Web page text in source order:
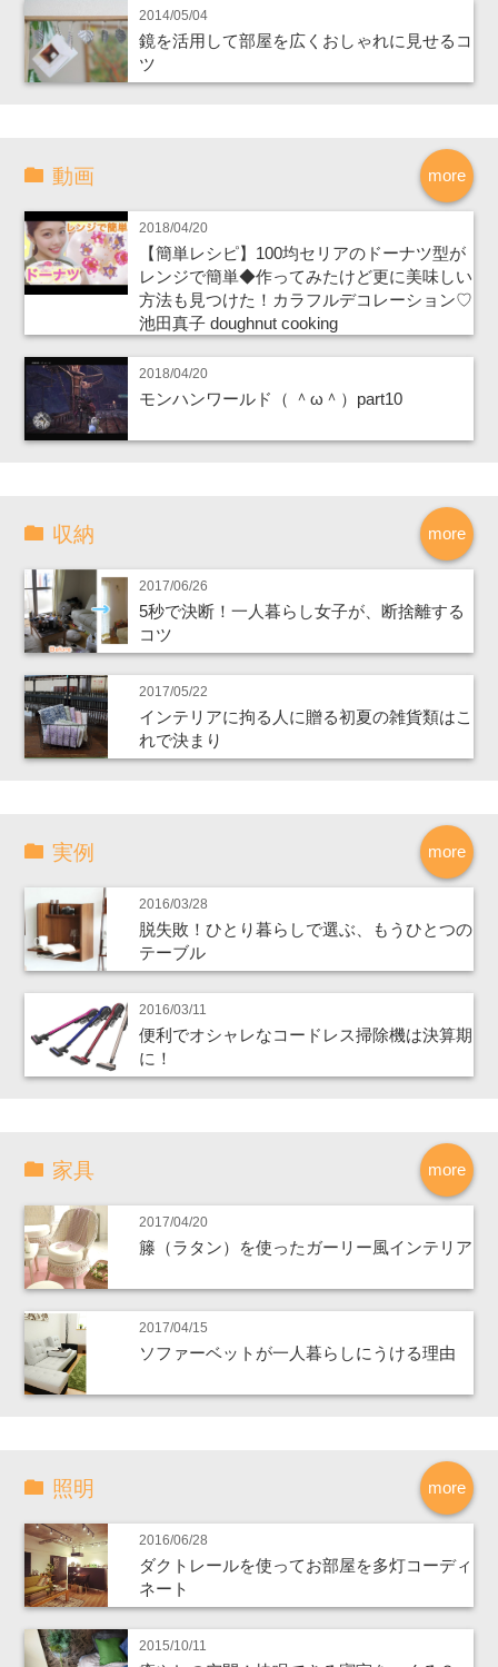
2014/05/04
鏡を活用して部屋を広くおしゃれに見せるコ
ツ
more
動画
2018/04/20
【簡単レシピ】100均セリアのドーナツ型が
レンジで簡単◆作ってみたけど更に美味しい
方法も見つけた！カラフルデコレーション♡
池田真子 doughnut cooking
2018/04/20
モンハンワールド（ ＾ω＾）part10
more
収納
2017/06/26
5秒で決断！一人暮らし女子が、断捨離する
コツ
2017/05/22
インテリアに拘る人に贈る初夏の雑貨類はこ
れで決まり
more
実例
2016/03/28
脱失敗！ひとり暮らしで選ぶ、もうひとつの
テーブル
2016/03/11
便利でオシャレなコードレス掃除機は決算期
に！
more
家具
2017/04/20
籐（ラタン）を使ったガーリー風インテリア
2017/04/15
ソファーベットが一人暮らしにうける理由
more
照明
2016/06/28
ダクトレールを使ってお部屋を多灯コーディ
ネート
2015/10/11